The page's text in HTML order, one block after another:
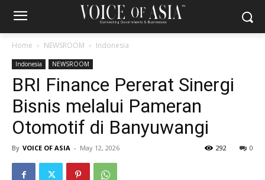
Home NEWSROOM Indonesia
Indonesia NEWSROOM
BRI Finance Pererat Sinergi
Bisnis melalui Pameran
Otomotif di Banyuwangi
By VOICE OF ASIA - May 12, 2026 0
292